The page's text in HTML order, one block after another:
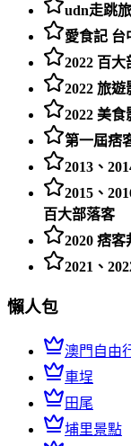
udn走跳
愛食記 台
2022 百
2022 旅
2022 美
第一屆痞
2013、
2015、
百大部落客
2020 痞
2021、
懶人包
澳門自由
車埕
田尾
埔里景點